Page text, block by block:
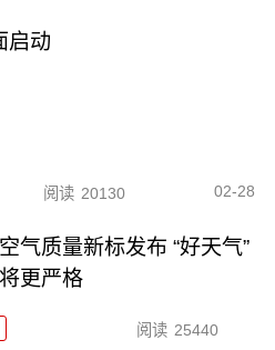
启动
阅读 20130 02-28
气质量新标发布 “好天气”
更严格
阅读 25440